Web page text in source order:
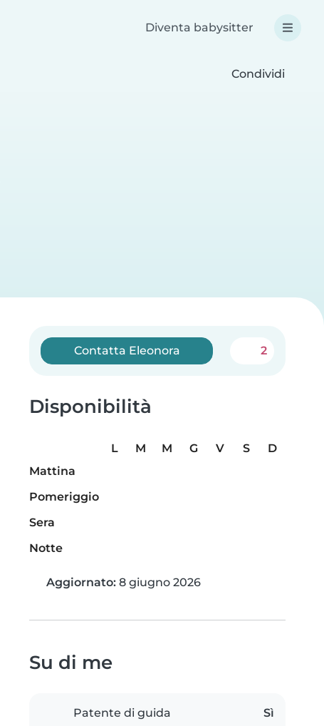
Diventa babysitter
Condividi
Contatta Eleonora 2
Disponibilità
L M M G V S
D
Mattina
Pomeriggio
Sera
Notte
Aggiornato: 8 giugno 2026
Su di me
Patente di guida Sì